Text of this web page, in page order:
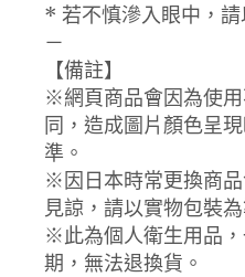
* 若不慎滲入眼中，請
－
【備註】
※網頁商品會因為使
同，造成圖片顏色呈
準。
※因日本時常更換商
見諒，請以實物包裝為
※此為個人衛生用品
期，無法退換貨。